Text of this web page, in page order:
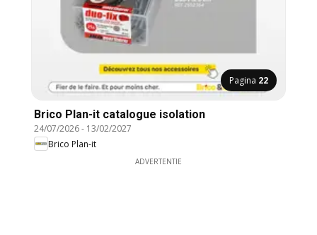
Pagina 22
Brico Plan-it catalogue isolation
24/07/2026- 13/02/2027
Brico Plan-it
ADVERTENTIE